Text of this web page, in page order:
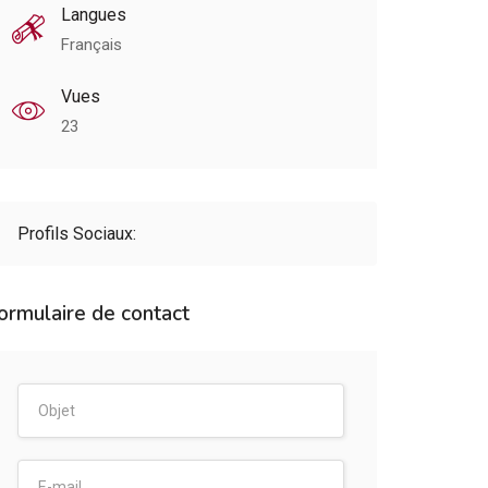
Langues
Français
Vues
23
Profils Sociaux:
de contact